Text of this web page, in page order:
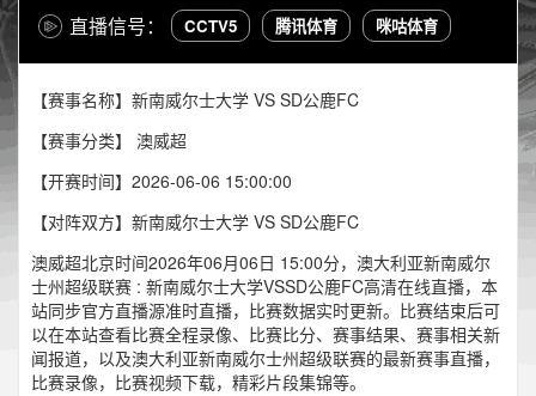
直播信号： CCTV5 腾讯体育 咪咕体育
【赛事名称】新南威尔士大学 VS SD公鹿FC
【赛事分类】 澳威超
【开赛时间】2026-06-06 15:00:00
【对阵双方】新南威尔士大学 VS SD公鹿FC
澳威超北京时间2026年06月06日 15:00分，澳大利亚新南威尔
士州超级联赛 : 新南威尔士大学VSSD公鹿FC高清在线直播，本
站同步官方直播源准时直播，比赛数据实时更新。比赛结束后可
以在本站查看比赛全程录像、比赛比分、赛事结果、赛事相关新
闻报道，以及澳大利亚新南威尔士州超级联赛的最新赛事直播，
比赛录像，比赛视频下载，精彩片段集锦等。